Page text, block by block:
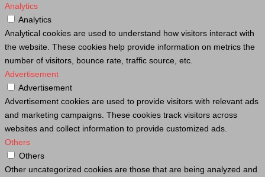
Analytics
Analytics
Analytical cookies are used to understand how visitors interact with
the website. These cookies help provide information on metrics the
number of visitors, bounce rate, traffic source, etc.
Advertisement
Advertisement
Advertisement cookies are used to provide visitors with relevant ads
and marketing campaigns. These cookies track visitors across
websites and collect information to provide customized ads.
Others
Others
Other uncategorized cookies are those that are being analyzed and